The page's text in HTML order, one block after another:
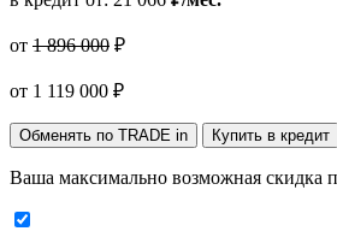
от 1 896 000 ₽
от 1 119 000 ₽
Обменять по TRADE in Купить в кредит
Ваша максимально возможная скидка